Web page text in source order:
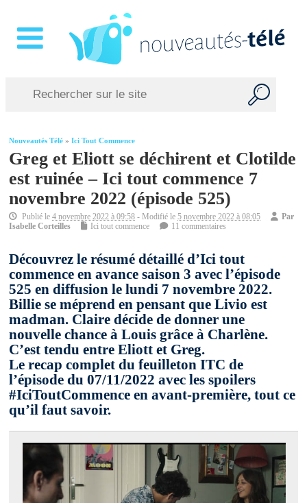
Nouveautés Télé »Ici Tout Commence
Greg et Eliott se déchirent et Clotilde
est ruinée – Ici tout commence 7
novembre 2022 (épisode 525)
Publié le4 novembre 2022 à 09:58 - Modifié le5 novembre 2022 à 08:05
Par
Isabelle Corteilles
Ici tout commence 11 commentaires
Découvrez le résumé détaillé d’Ici tout
commence en avance saison 3 avec l’épisode
525 en diffusion le lundi 7 novembre 2022.
Billie se méprend en pensant que Livio est
madman. Claire décide de donner une
nouvelle chance à Louis grâce à Charlène.
C’est tendu entre Eliott et Greg.
Le recap complet du feuilleton ITC de
l’épisode du 07/11/2022 avec les spoilers
#IciToutCommence en avant-première, tout ce
qu’il faut savoir.